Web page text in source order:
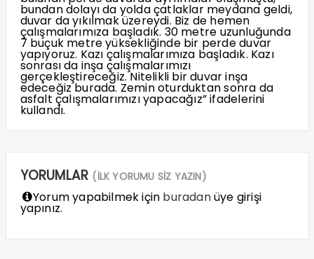
bundan dolayı da yolda çatlaklar meydana geldi,
duvar da yıkılmak üzereydi. Biz de hemen
çalışmalarımıza başladık. 30 metre uzunluğunda
7 buçuk metre yüksekliğinde bir perde duvar
yapıyoruz. Kazı çalışmalarımıza başladık. Kazı
sonrası da inşa çalışmalarımızı
gerçekleştireceğiz. Nitelikli bir duvar inşa
edeceğiz burada. Zemin oturduktan sonra da
asfalt çalışmalarımızı yapacağız” ifadelerini
kullandı.
YORUMLAR (İLK YORUMU SİZ YAZIN)
Yorum yapabilmek için buradanüye girişi
yapınız.